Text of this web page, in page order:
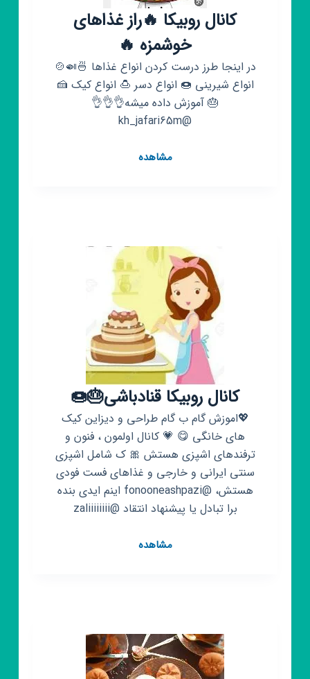
کانال روبیکا 🔥راز غذاهای
خوشمزه 🔥
در اینجا طرز درست کردن انواع غذاها 🍜🍛🍲
انواع شیرینی 🍩 انواع دسر 🍮 انواع کیک 🍰
🎂 آموزش داده میشه👌👌👌
@kh_jafari65m
مشاهدهکانال
کانال روبیکا قنادباشی🎂🍩
💖اموزش گام ب گام طراحی و دیزاین کیک
های خانگی 😋 💗 کانال اولمون ، فنون و
ترفندهای اشپزی هستش 🎀 ک شامل اشپزی
سنتی ایرانی و خارجی و غذاهای فست فودی
هستش، @fonooneashpazi اینم ایدی بنده
برا تبادل یا پیشنهاد انتقاد @zaliiiiiiii
مشاهدهکانال